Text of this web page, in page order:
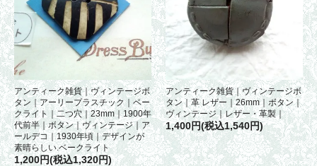
アンティーク雑貨｜ヴィンテージボ
タン｜アーリープラスチック｜ベー
クライト｜二つ穴｜23mm｜1900年
代前半｜ボタン｜ヴィンテージ｜ア
ールデコ｜1930年頃｜デザインが
素晴らしい.ベークライト
1,200円(税込1,320円)
アンティーク雑貨｜ヴィンテージボ
タン｜革 レザー｜26mm｜ボタン｜
ヴィンテージ｜レザー・革製｜
1,400円(税込1,540円)